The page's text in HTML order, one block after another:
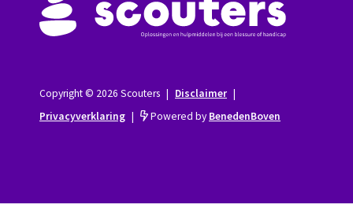
Copyright © 2026 Scouters | Disclaimer |
Privacyverklaring | Powered by BenedenBoven